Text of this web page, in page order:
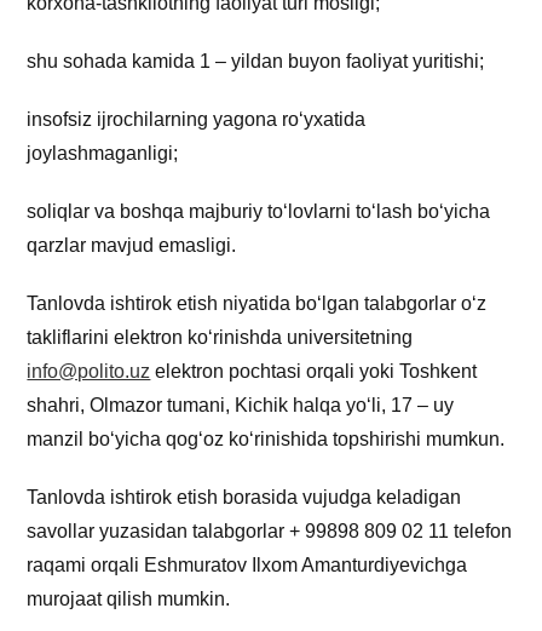
shu sohada kamida 1 – yildan buyon faoliyat yuritishi;
insofsiz ijrochilarning yagona roʻyxatida
joylashmaganligi;
soliqlar va boshqa majburiy toʻlovlarni toʻlash boʻyicha
qarzlar mavjud emasligi.
Tanlovda ishtirok etish niyatida bo‘lgan talabgorlar o‘z
takliflarini elektron ko‘rinishda universitetning
info@polito.uz elektron pochtasi orqali yoki Toshkent
shahri, Olmazor tumani, Kichik halqa yo‘li, 17 – uy
manzil bo‘yicha qog‘oz ko‘rinishida topshirishi mumkun.
Tanlovda ishtirok etish borasida vujudga keladigan
savollar yuzasidan talabgorlar + 99898 809 02 11 telefon
raqami orqali Eshmuratov Ilxom Amanturdiyevichga
murojaat qilish mumkin.